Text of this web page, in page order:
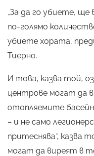
„За да го убиете, ще
по-голямо
убиете хората,
Тиерно.
И това, казва той,
центрове могат да
отопляемите
– и не само
притеснява“, казва
могат да виреят в